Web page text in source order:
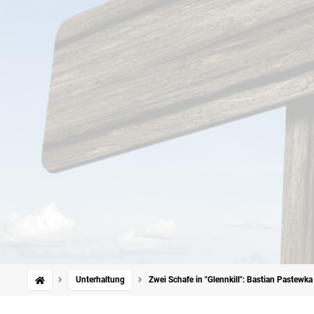
Unterhaltung Zwei Schafe in "Glennkill": Bastian